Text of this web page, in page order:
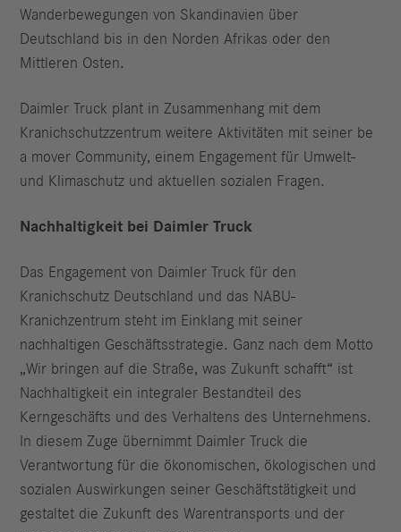
Wanderbewegungen von Skandinavien über
Deutschland bis in den Norden Afrikas oder den
Mittleren Osten.
Daimler Truck plant in Zusammenhang mit dem
Kranichschutzzentrum weitere Aktivitäten mit seiner be
a mover Community, einem Engagement für Umwelt-
und Klimaschutz und aktuellen sozialen Fragen.
Nachhaltigkeit bei Daimler Truck
Das Engagement von Daimler Truck für den
Kranichschutz Deutschland und das NABU-
Kranichzentrum steht im Einklang mit seiner
nachhaltigen Geschäftsstrategie. Ganz nach dem Motto
„Wir bringen auf die Straße, was Zukunft schafft“ ist
Nachhaltigkeit ein integraler Bestandteil des
Kerngeschäfts und des Verhaltens des Unternehmens.
In diesem Zuge übernimmt Daimler Truck die
Verantwortung für die ökonomischen, ökologischen und
sozialen Auswirkungen seiner Geschäftstätigkeit und
gestaltet die Zukunft des Warentransports und der